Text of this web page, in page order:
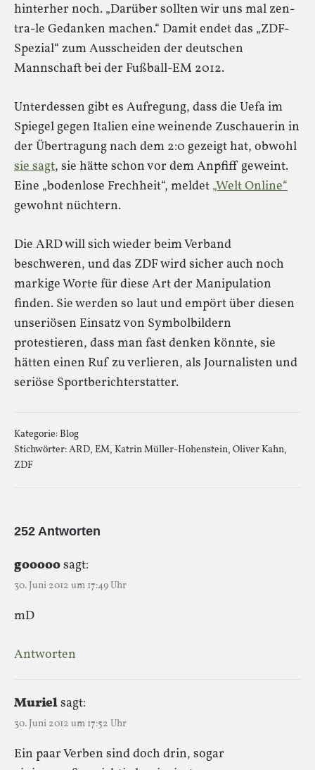
hinterher noch. „Darüber sollten wir uns mal zen-
tra-le Gedanken machen.“ Damit endet das „ZDF-
Spezial“ zum Ausscheiden der deutschen
Mannschaft bei der Fußball-EM 2012.
Unterdessen gibt es Aufregung, dass die Uefa im
Spiegel gegen Italien eine weinende Zuschauerin in
der Übertragung nach dem 2:0 gezeigt hat, obwohl
sie sagt, sie hätte schon vor dem Anpfiff geweint.
Eine „bodenlose Frechheit“, meldet „Welt Online“
gewohnt nüchtern.
Die ARD will sich wieder beim Verband
beschweren, und das ZDF wird sicher auch noch
markige Worte für diese Art der Manipulation
finden. Sie werden so laut und empört über diesen
unseriösen Einsatz von Symbolbildern
protestieren, dass man fast denken könnte, sie
hätten einen Ruf zu verlieren, als Journalisten und
seriöse Sportberichterstatter.
Kategorie:Blog
Stichwörter:ARD, EM, Katrin Müller-Hohenstein, Oliver Kahn,
ZDF
252 Antworten
gooooosagt:
30. Juni 2012 um 17:49 Uhr
mD
Antworten
Murielsagt:
30. Juni 2012 um 17:52 Uhr
Ein paar Verben sind doch drin, sogar